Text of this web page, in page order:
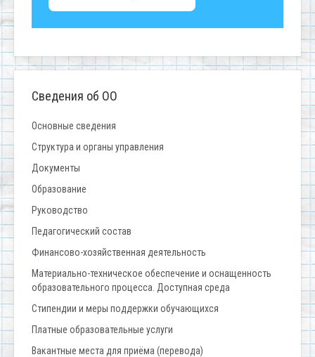
Сведения об ОО
Основные сведения
Структура и органы управления
Документы
Образование
Руководство
Педагогический состав
Финансово-хозяйственная деятельность
Материально-техническое обеспечение и оснащенность
образовательного процесса. Доступная среда
Стипендии и меры поддержки обучающихся
Платные образовательные услуги
Вакантные места для приёма (перевода)